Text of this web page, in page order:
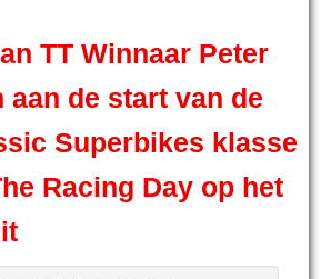
TT Winnaar Peter
aan de start van de
Superbikes klasse
Racing Day op het